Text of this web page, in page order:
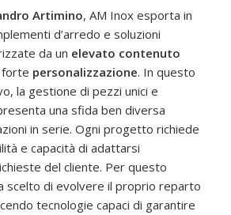
Artimino, AM Inox esporta in
d’arredo e soluzioni
da un elevato contenuto
forte personalizzazione. In questo
la gestione di pezzi unici e
una sfida ben diversa
in serie. Ogni progetto richiede
e capacità di adattarsi
del cliente. Per questo
scelto di evolvere il proprio reparto
tecnologie capaci di garantire